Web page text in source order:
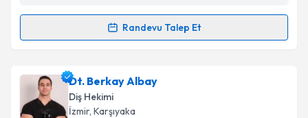
Kişisel verilerimin işlenmesine ilişkin
Metni'ni okudum ve kişisel verilerimin belirtilen
Takvim Talebini Gönder
Randevu Talep Et
Randevu Takvimi Talebi
Dt. Fatih Karadayıiçin randevu takvimi talebi
oluşturun. Size bu uzmandan randevu almanız için bir
takvim hazırlandığında e-posta ile bilgilendireceğiz.
Dt. Berkay Albay
Diş Hekimi
İzmir, Karşıyaka